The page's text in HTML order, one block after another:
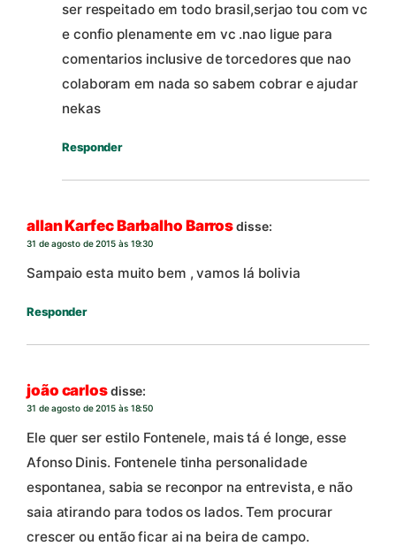
ser respeitado em todo brasil,serjao tou com vc
e confio plenamente em vc .nao ligue para
comentarios inclusive de torcedores que nao
colaboram em nada so sabem cobrar e ajudar
nekas
Responder
allan Karfec Barbalho Barrosdisse:
31 de agosto de 2015 às 19:30
Sampaio esta muito bem , vamos lá bolivia
Responder
joão carlosdisse:
31 de agosto de 2015 às 18:50
Ele quer ser estilo Fontenele, mais tá é longe, esse
Afonso Dinis. Fontenele tinha personalidade
espontanea, sabia se reconpor na entrevista, e não
saia atirando para todos os lados. Tem procurar
crescer ou então ficar ai na beira de campo.